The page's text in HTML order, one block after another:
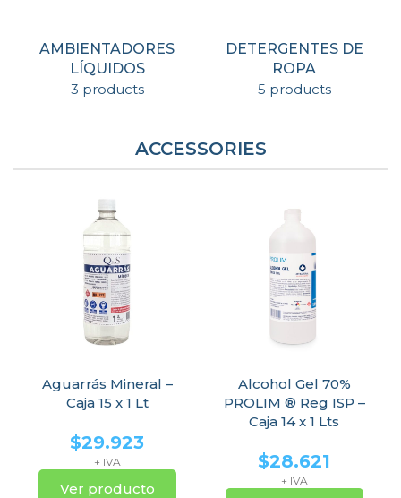
AMBIENTADORES
LÍQUIDOS
3 products
DETERGENTES DE
ROPA
5 products
ACCESSORIES
Aguarrás Mineral –
Caja 15 x 1 Lt
$29.923
+ IVA
Ver producto
Alcohol Gel 70%
PROLIM ® Reg ISP –
Caja 14 x 1 Lts
$28.621
+ IVA